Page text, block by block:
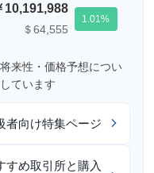
10,191,988
＄64,555
1.01
来性・価格予想につい
ています
者向け特集ページ
すめ取引所と購入